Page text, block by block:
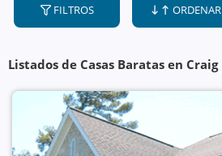
FILTROS ORDENAR
Listados de Casas Baratas en Craig